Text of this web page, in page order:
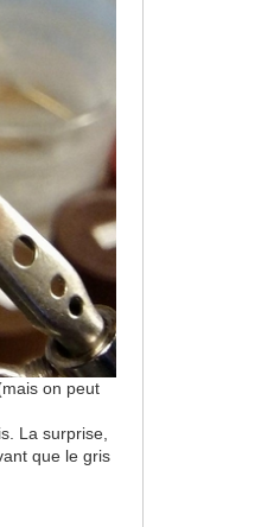
on peut
La surprise,
que le gris